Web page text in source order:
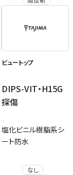
ビュートップ
DIPS-VIT・H15G
探傷
塩化ビニル樹脂系シ
ート防水
なし